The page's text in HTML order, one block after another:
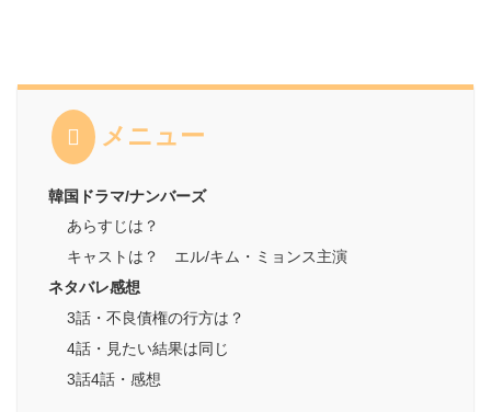
メニュー
韓国ドラマ/ナンバーズ
あらすじは？
キャストは？ エル/キム・ミョンス主演
ネタバレ感想
3話・不良債権の行方は？
4話・見たい結果は同じ
3話4話・感想